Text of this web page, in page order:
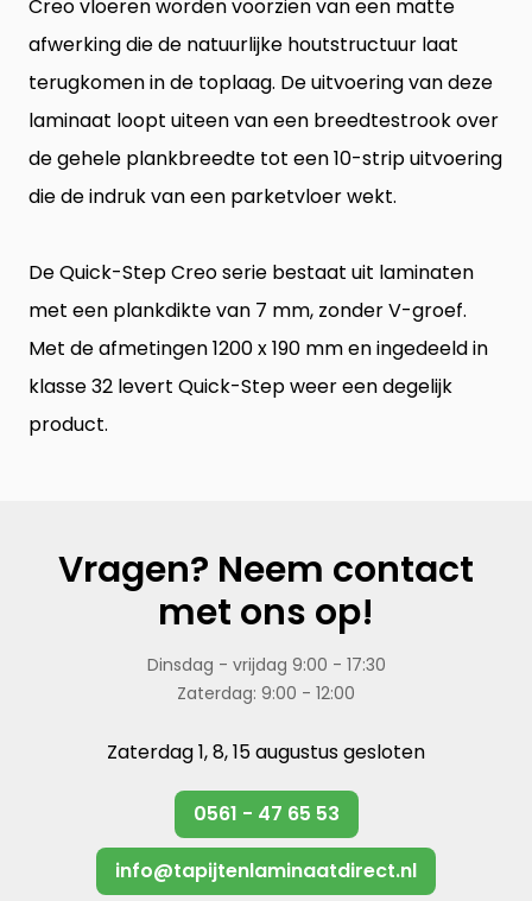
Creo vloeren worden voorzien van een matte
afwerking die de natuurlijke houtstructuur laat
terugkomen in de toplaag. De uitvoering van deze
laminaat loopt uiteen van een breedtestrook over
de gehele plankbreedte tot een 10-strip uitvoering
die de indruk van een parketvloer wekt.
DeQuick-Step Creo serie bestaat uit laminaten
met een plankdikte van 7 mm, zonder V-groef.
Met de afmetingen 1200 x 190 mm en ingedeeld in
klasse 32 levert Quick-Step weer een degelijk
product.
Vragen? Neem contact
met ons op!
Dinsdag - vrijdag 9:00 - 17:30
Zaterdag: 9:00 - 12:00
Zaterdag 1, 8, 15 augustus gesloten
0561 - 47 65 53
info@tapijtenlaminaatdirect.nl